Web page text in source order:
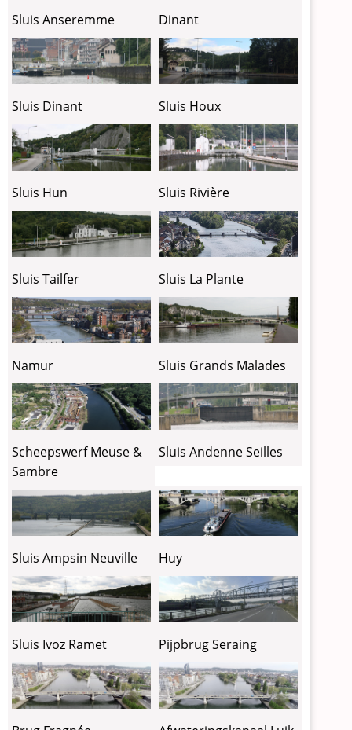
Sluis Anseremme Dinant
Sluis Dinant Sluis Houx
Sluis Hun Sluis Rivière
Sluis Tailfer Sluis La Plante
Namur Sluis Grands Malades
Scheepswerf Meuse &
Sambre
Sluis Andenne Seilles
Sluis Ampsin Neuville Huy
Sluis Ivoz Ramet Pijpbrug Seraing